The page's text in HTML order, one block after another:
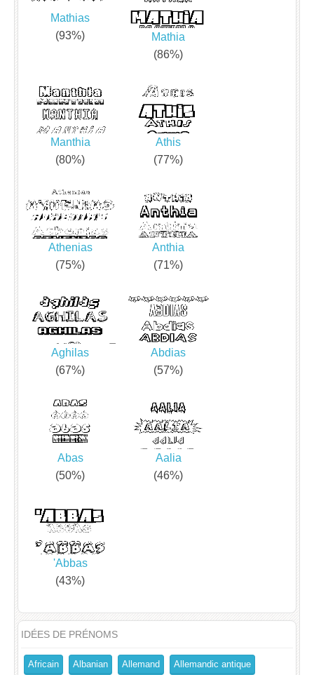
Mathias
(93%)
Mathia
(86%)
Manthia
(80%)
Athis
(77%)
Athenias
(75%)
Anthia
(71%)
Aghilas
(67%)
Abdias
(57%)
Abas
(50%)
Aalia
(46%)
'Abbas
(43%)
IDÉES DE PRÉNOMS
Africain Albanian Allemand Allemandic antique